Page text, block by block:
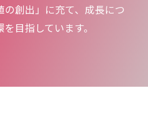
創出」に充て、成長につ
目指しています。